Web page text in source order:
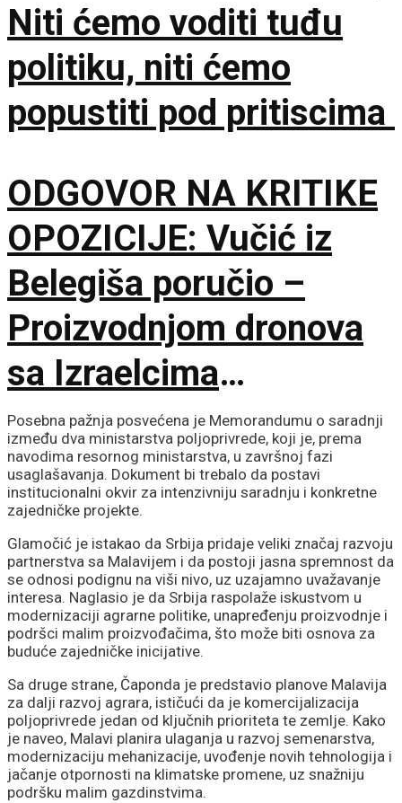
Niti ćemo voditi tuđu
politiku, niti ćemo
popustiti pod pritiscima
ODGOVOR NA KRITIKE
OPOZICIJE: Vučić iz
Belegiša poručio –
Proizvodnjom dronova
sa Izraelcima
postajemo vojna sila
Posebna pažnja posvećena je Memorandumu o saradnji
između dva ministarstva poljoprivrede, koji je, prema
navodima resornog ministarstva, u završnoj fazi
usaglašavanja. Dokument bi trebalo da postavi
institucionalni okvir za intenzivniju saradnju i konkretne
zajedničke projekte.
Glamočić je istakao da Srbija pridaje veliki značaj razvoju
partnerstva sa Malavijem i da postoji jasna spremnost da
se odnosi podignu na viši nivo, uz uzajamno uvažavanje
interesa. Naglasio je da Srbija raspolaže iskustvom u
modernizaciji agrarne politike, unapređenju proizvodnje i
podršci malim proizvođačima, što može biti osnova za
buduće zajedničke inicijative.
Sa druge strane, Čaponda je predstavio planove Malavija
za dalji razvoj agrara, ističući da je komercijalizacija
poljoprivrede jedan od ključnih prioriteta te zemlje. Kako
je naveo, Malavi planira ulaganja u razvoj semenarstva,
modernizaciju mehanizacije, uvođenje novih tehnologija i
jačanje otpornosti na klimatske promene, uz snažniju
podršku malim gazdinstvima.